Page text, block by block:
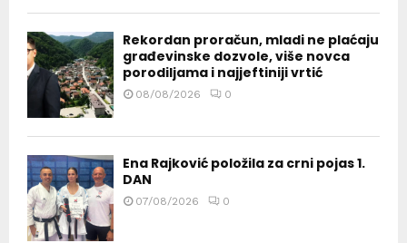
Rekordan proračun, mladi ne plaćaju
građevinske dozvole, više novca
porodiljama i najjeftiniji vrtić
08/08/2026 0
Ena Rajković položila za crni pojas 1.
DAN
07/08/2026 0